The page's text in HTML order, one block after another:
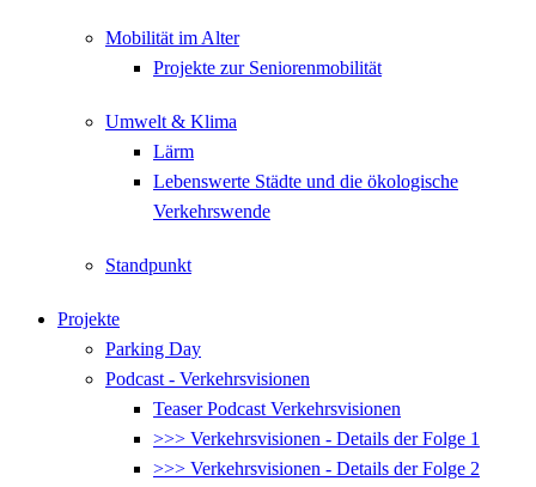
Mobilität im Alter
Projekte zur Seniorenmobilität
Umwelt & Klima
Lärm
Lebenswerte Städte und die ökologische
Verkehrswende
Standpunkt
Projekte
Parking Day
Podcast - Verkehrsvisionen
Teaser Podcast Verkehrsvisionen
>>> Verkehrsvisionen - Details der Folge 1
>>> Verkehrsvisionen - Details der Folge 2